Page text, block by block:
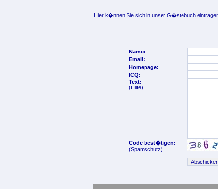
Hier k�nnen Sie sich in unser G�stebuch
Name:
Email:
Homepage:
ICQ:
Text:
(Hilfe)
Code best�tigen:
(Spamschutz)